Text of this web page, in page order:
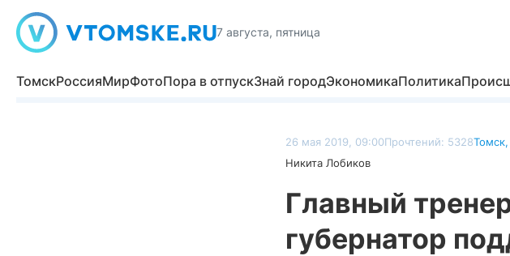
7 августа, пятница
ТомскРоссияМирФотоПора в отпускЗнай городЭкономикаПолитика
26 мая 2019, 09:00Прочтений: 5328Томск,
Никита Лобиков
Главный
губернатор